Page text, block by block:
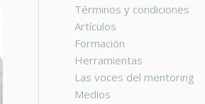
Términos y condiciones
Artículos
Formación
Herramientas
Las voces del mentoring
Medios